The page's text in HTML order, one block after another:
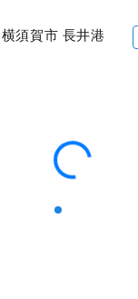
須賀市 長井港